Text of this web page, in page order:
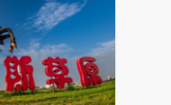
Add
wishlist